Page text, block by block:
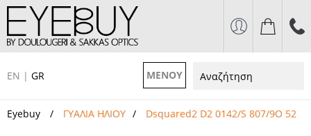
EN | GR ΜΕΝΟΥ
Eyebuy ΓΥΑΛΙΑ ΗΛΙΟΥ Dsquared2 D2 0142/S 807/9O 52